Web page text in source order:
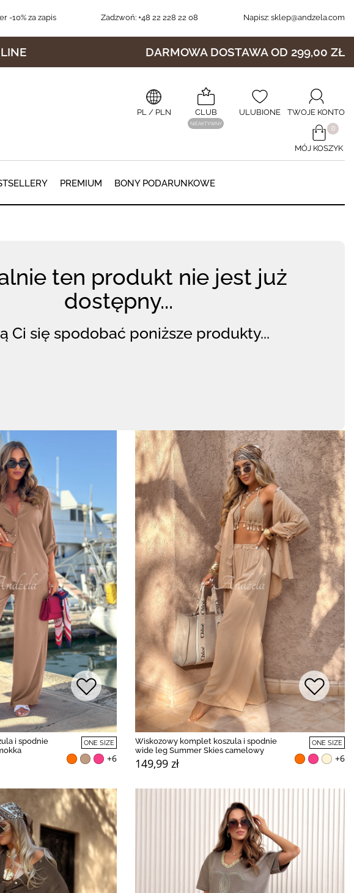
-10% za zapis Zadzwoń: +48 22 228 22 08 Napisz: sklep@andzela.com
DARMOWA DOSTAWA OD 299,00 ZŁ
PL/ PLN CLUB
NIEAKTYWNY
ULUBIONE TWOJE KONTO
​0
MÓJ KOSZYK
PREMIUM BONY PODARUNKOWE
ten produkt nie jest już
dostępny...
Ci się spodobać poniższe produkty...
i spodnie
ONE SIZE
+6
Wiskozowy komplet koszula i spodnie
wide leg Summer Skies camelowy
149,99 zł
ONE SIZE
+6